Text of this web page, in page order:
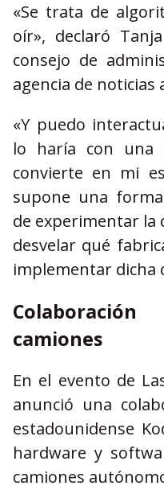
«Se trata de
oír», declaró
consejo de
agencia de noticias
«Y puedo
lo haría con una
convierte en mi
supone una
de experimentar la
desvelar qué
implementar dicha
camiones
En el evento de
anunció una
estadounidense
hardware y
camiones